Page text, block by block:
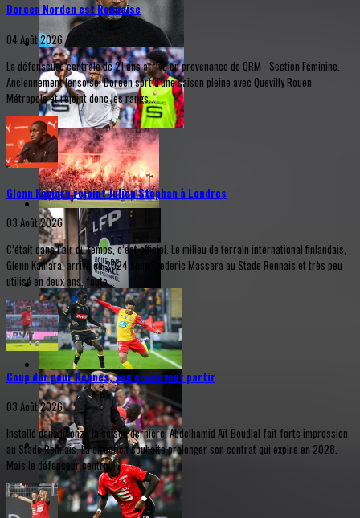
Doreen Norden est Rennaise
04 Août 2026
La défenseure centrale de 21 ans arrive en provenance de QRM - Section Féminine.
Anciennement lensoise, Doreen sort d'une saison pleine avec Quevilly Rouen
Métropole et rejoint donc les rangs...
Glenn Kamara rejoint Julien Stéphan à Londres
03 Août 2026
C’était dans l’air du temps, c’est officiel. Le milieu de terrain international finlandais,
Glenn Kamara, arrivé en 2024 sous Frederic Massara au Stade Rennais et très peu
utilisé en deux ans, faute...
Coup dur pour Rennes, son crack veut partir
03 Août 2026
Installé dans le onze la saison dernière, Abdelhamid Aït Boudlal fait forte impression
au Stade Rennais. La direction souhaite prolonger son contrat qui expire en 2028.
Mais le défenseur central...